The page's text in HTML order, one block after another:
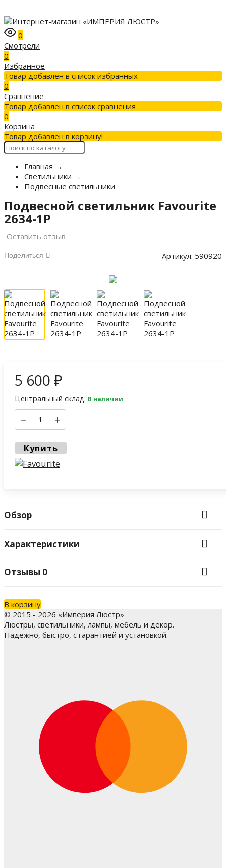
0
Смотрели
0
Избранное
Товар добавлен в список избранных
0
Сравнение
Товар добавлен в список сравнения
0
Корзина
Товар добавлен в корзину!
Главная →
Светильники →
Подвесные светильники
Подвесной светильник Favourite
2634-1P
Оставить отзыв
Поделиться Артикул: 590920
5 600 ₽
Центральный склад: В наличии
– +
Купить
Обзор
Характеристики
Отзывы 0
В корзину
© 2015 - 2026 «Империя Люстр»
Люстры, светильники, лампы, мебель и декор.
Надёжно, быстро, с гарантией и установкой.